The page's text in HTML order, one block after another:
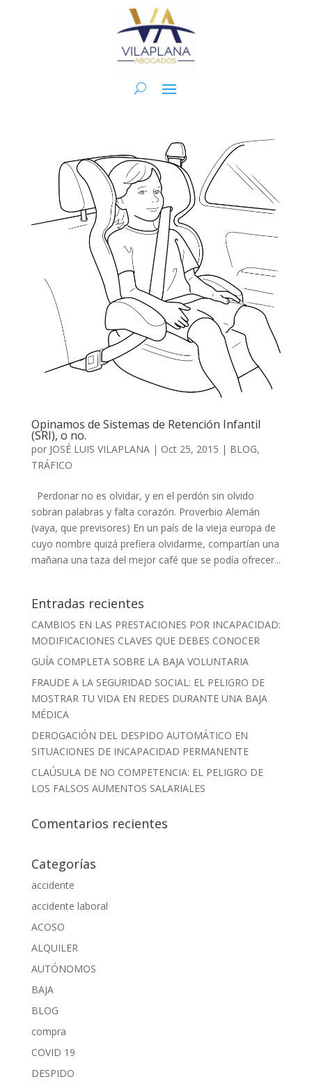
Opinamos de Sistemas de Retención Infantil
(SRI), o no.
por JOSÉ LUIS VILAPLANA| Oct 25, 2015 | BLOG,
TRÁFICO
Perdonar no es olvidar, y en el perdón sin olvido
sobran palabras y falta corazón. Proverbio Alemán
(vaya, que previsores) En un país de la vieja europa de
cuyo nombre quizá prefiera olvidarme, compartían una
mañana una taza del mejor café que se podía ofrecer...
Entradas recientes
CAMBIOS EN LAS PRESTACIONES POR INCAPACIDAD:
MODIFICACIONES CLAVES QUE DEBES CONOCER
GUÍA COMPLETA SOBRE LA BAJA VOLUNTARIA
FRAUDE A LA SEGURIDAD SOCIAL: EL PELIGRO DE
MOSTRAR TU VIDA EN REDES DURANTE UNA BAJA
MÉDICA
DEROGACIÓN DEL DESPIDO AUTOMÁTICO EN
SITUACIONES DE INCAPACIDAD PERMANENTE
CLAÚSULA DE NO COMPETENCIA: EL PELIGRO DE
LOS FALSOS AUMENTOS SALARIALES
Comentarios recientes
Categorías
accidente
accidente laboral
ACOSO
ALQUILER
AUTÓNOMOS
BAJA
BLOG
compra
COVID 19
DESPIDO